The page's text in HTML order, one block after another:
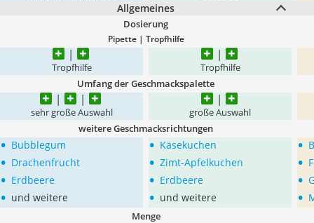
Allgemeines
Dosierung
Pipette | Tropfhilfe
Tropfhilfe Tropfhilfe
Umfang der Geschmackspalette
sehr große Auswahl große Auswahl
weitere Geschmacksrichtungen
• Bubblegum
• Drachenfrucht
• Erdbeere
• und weitere
• Käsekuchen
• Zimt-Apfelkuchen
• Erdbeere
• und weitere
•
•
•
•
Menge